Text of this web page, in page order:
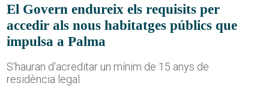
El Govern endureix els requisits per
accedir als nous habitatges públics que
impulsa a Palma
S'hauran d'acreditar un mínim de 15 anys de
residència legal